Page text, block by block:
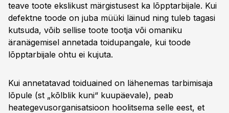
teave toote ekslikust märgistusest ka lõpptarbijale. Kui
defektne toode on juba müüki läinud ning tuleb tagasi
kutsuda, võib sellise toote tootja või omaniku
äranägemisel annetada toidupangale, kui toode
lõpptarbijale ohtu ei kujuta.
Kui annetatavad toiduained on lähenemas tarbimisaja
lõpule (st „kõlblik kuni“ kuupäevale), peab
heategevusorganisatsioon hoolitsema selle eest, et